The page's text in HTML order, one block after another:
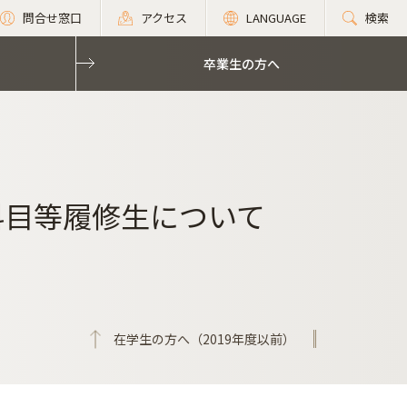
問合せ窓口 アクセス LANGUAGE 検索
卒業生の方へ
等履修生について
在学生の方へ（2019年度以前）